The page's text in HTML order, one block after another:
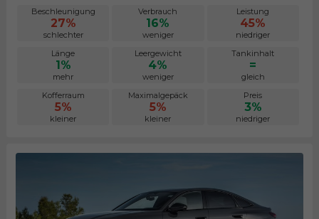
Beschleunigung
27%
schlechter
Verbrauch
16%
weniger
Leistung
45%
niedriger
Länge
1%
mehr
Leergewicht
4%
weniger
Tankinhalt
=
gleich
Kofferraum
5%
kleiner
Maximalgepäck
5%
kleiner
Preis
3%
niedriger